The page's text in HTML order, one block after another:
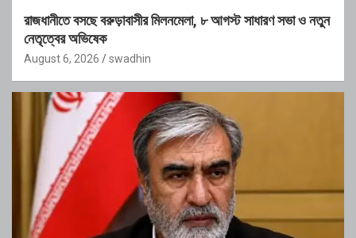
রাজধানীতে বসছে বরুড়াবাসীর মিলনমেলা, ৮ আগস্ট সাধারণ সভা ও নতুন
নেতৃত্বের অভিষেক
August 6, 2026 swadhin